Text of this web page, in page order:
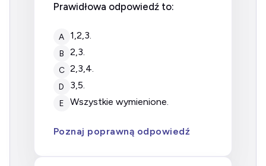
Prawidłowa odpowiedź to:
A 1,2,3.
B 2,3.
C 2,3,4.
D 3,5.
E wszystkie wymienione.
Poznaj poprawną odpowiedź